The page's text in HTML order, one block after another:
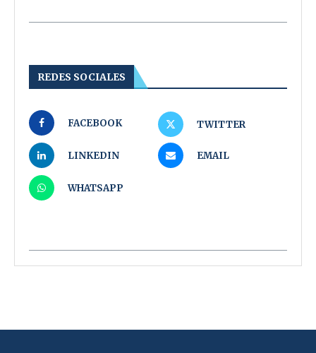
REDES SOCIALES
FACEBOOK TWITTER
LINKEDIN EMAIL
WHATSAPP